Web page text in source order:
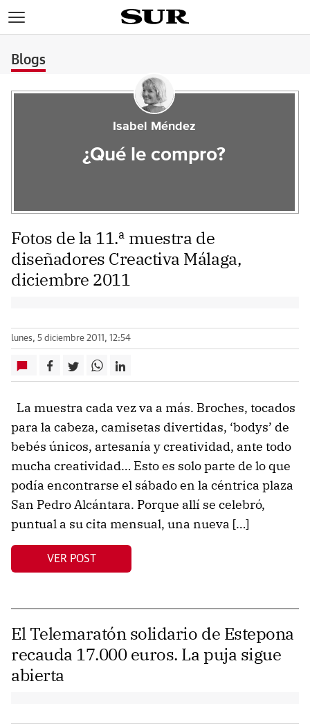
Blogs
Isabel Méndez
¿Qué le compro?
Fotos de la 11.ª muestra de
diseñadores Creactiva Málaga,
diciembre 2011
lunes, 5 diciembre 2011, 12:54
La muestra cada vez va a más. Broches, tocados
para la cabeza, camisetas divertidas, ‘bodys’ de
bebés únicos, artesanía y creatividad, ante todo
mucha creatividad… Esto es solo parte de lo que
podía encontrarse el sábado en la céntrica plaza
San Pedro Alcántara. Porque allí se celebró,
puntual a su cita mensual, una nueva […]
VER POST
El Telemaratón solidario de Estepona
recauda 17.000 euros. La puja sigue
abierta